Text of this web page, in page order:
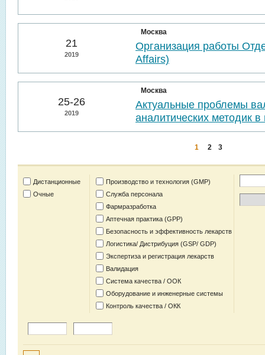
21
2019
Москва
Организация работы
Affairs)
25-26
2019
Москва
Актуальные проблемы
аналитических методик в
1 2 3
Дистанционные
Очные
Производство и технология (GMP)
Служба персонала
Фармразработка
Аптечная практика (GPP)
Безопасность и эффективность лекарств
Логистика/ Дистрибуция (GSP/ GDP)
Экспертиза и регистрация лекарств
Валидация
Система качества / ООК
Оборудование и инженерные системы
Контроль качества / ОКК